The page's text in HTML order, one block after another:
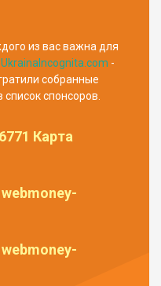
из вас важна для
-
собранные
спонсоров.
Карта